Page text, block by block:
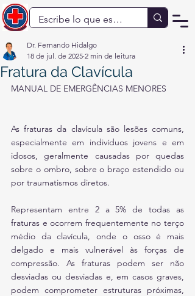
Fratura da Clavícula
Dr. Fernando Hidalgo
18 de jul. de 2025 2 min de leitura
MANUAL DE EMERGÊNCIAS MENORES
As fraturas da clavícula são lesões comuns,
especialmente em indivíduos jovens e em
idosos, geralmente causadas por quedas
sobre o ombro, sobre o braço estendido ou
por traumatismos diretos.
Representam entre 2 a 5% de todas as
fraturas e ocorrem frequentemente no terço
médio da clavícula, onde o osso é mais
delgado e mais vulnerável às forças de
compressão. As fraturas podem ser não
desviadas ou desviadas e, em casos graves,
podem comprometer estruturas próximas,